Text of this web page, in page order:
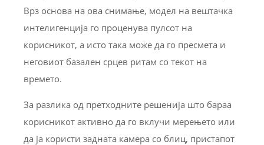
Врз основа на ова снимање, модел на вештачка
интелигенција го проценува пулсот на
корисникот, а исто така може да го пресмета и
неговиот базален срцев ритам со текот на
времето.
За разлика од претходните решенија што бараа
корисникот активно да го вклучи мерењето или
да ја користи задната камера со блиц, пристапот